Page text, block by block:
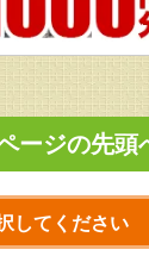
ージの先頭